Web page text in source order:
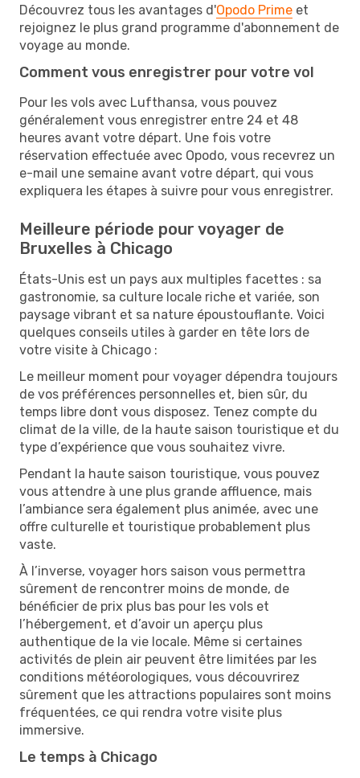
Découvrez tous les avantages d'Opodo Prime et
rejoignez le plus grand programme d'abonnement de
voyage au monde.
Comment vous enregistrer pour votre vol
Pour les vols avec Lufthansa, vous pouvez
généralement vous enregistrer entre 24 et 48
heures avant votre départ. Une fois votre
réservation effectuée avec Opodo, vous recevrez un
e-mail une semaine avant votre départ, qui vous
expliquera les étapes à suivre pour vous enregistrer.
Meilleure période pour voyager de
Bruxelles à Chicago
États-Unis est un pays aux multiples facettes : sa
gastronomie, sa culture locale riche et variée, son
paysage vibrant et sa nature époustouflante. Voici
quelques conseils utiles à garder en tête lors de
votre visite à Chicago :
Le meilleur moment pour voyager dépendra toujours
de vos préférences personnelles et, bien sûr, du
temps libre dont vous disposez. Tenez compte du
climat de la ville, de la haute saison touristique et du
type d’expérience que vous souhaitez vivre.
Pendant la haute saison touristique, vous pouvez
vous attendre à une plus grande affluence, mais
l’ambiance sera également plus animée, avec une
offre culturelle et touristique probablement plus
vaste.
À l’inverse, voyager hors saison vous permettra
sûrement de rencontrer moins de monde, de
bénéficier de prix plus bas pour les vols et
l’hébergement, et d’avoir un aperçu plus
authentique de la vie locale. Même si certaines
activités de plein air peuvent être limitées par les
conditions météorologiques, vous découvrirez
sûrement que les attractions populaires sont moins
fréquentées, ce qui rendra votre visite plus
immersive.
Le temps à Chicago